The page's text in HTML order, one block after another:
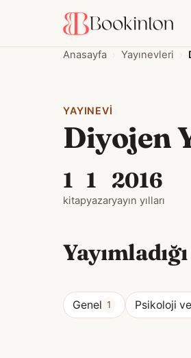
Anasayfa Yayınevleri
YAYINEVI
Diyojen
1
kitap
1
yazar
2016
yayın yılları
Genel 1 Psikoloji